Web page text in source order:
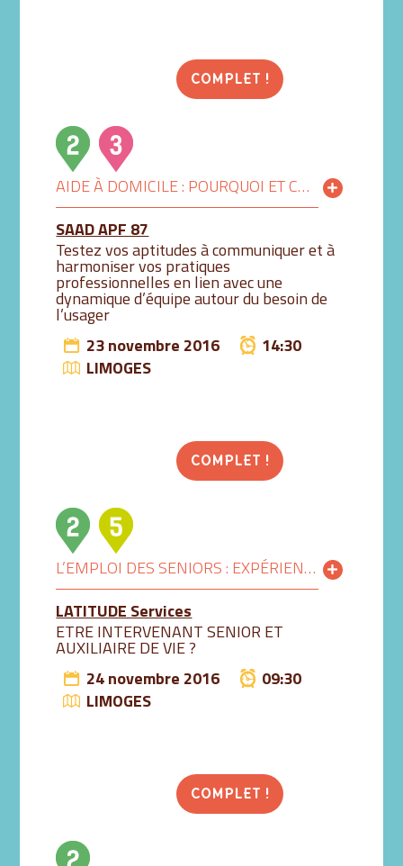
COMPLET !
AIDE À DOMICILE : POURQUOI ET COMMENT TRAVAILLER EN ÉQUIPE ?
SAAD APF 87
Testez vos aptitudes à communiquer et à
harmoniser vos pratiques
professionnelles en lien avec une
dynamique d’équipe autour du besoin de
l’usager
23 novembre 2016
14:30
LIMOGES
COMPLET !
L’EMPLOI DES SENIORS : EXPÉRIENCE, QUALITÉ, CONFIANCE
LATITUDE Services
ETRE INTERVENANT SENIOR ET
AUXILIAIRE DE VIE ?
24 novembre 2016
09:30
LIMOGES
COMPLET !